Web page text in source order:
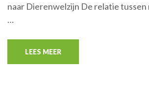
naar Dierenwelzijn De relatie tussen
…
LEES MEER